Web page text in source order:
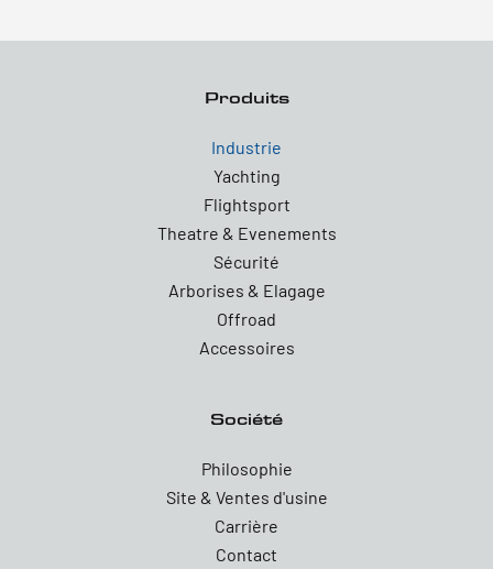
Produits
Industrie
Yachting
Flightsport
Theatre & Evenements
Sécurité
Arborises & Elagage
Offroad
Accessoires
Société
Philosophie
Site & Ventes d'usine
Carrière
Contact